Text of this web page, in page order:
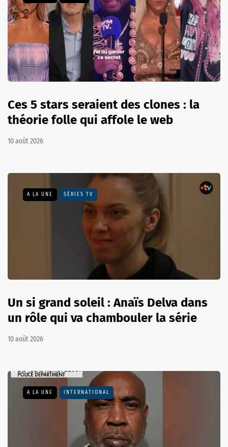
Ces 5 stars seraient des clones : la
théorie folle qui affole le web
10 août 2026
A LA UNE SÉRIES TV
Un si grand soleil : Anaïs Delva dans
un rôle qui va chambouler la série
10 août 2026
A LA UNE INTERNATIONAL